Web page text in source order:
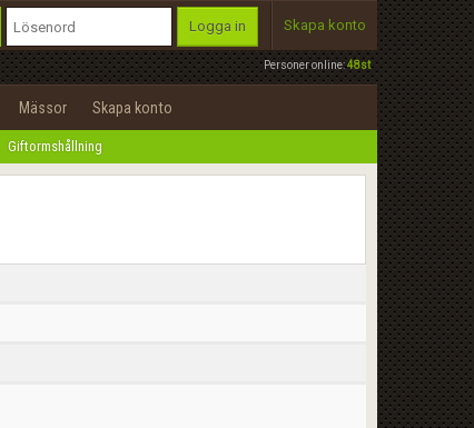
Personer online:48st
Logga in Skapa konto
Mässor Skapa konto
Giftormshållning